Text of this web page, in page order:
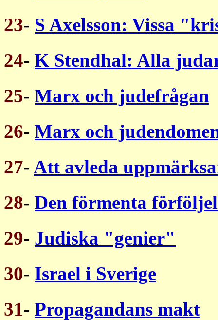
23- S Axelsson: Vissa
24- K Stendhal: Alla
25- Marx och judefrågan
26- Marx och
27- Att avleda
28- Den förmenta
29- Judiska "genier"
30- Israel i Sverige
31- Propagandans makt